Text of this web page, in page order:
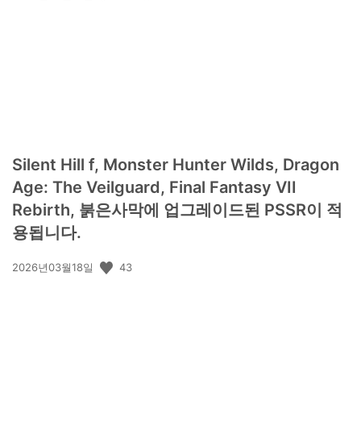
Silent Hill f, Monster Hunter Wilds, Dragon
Age: The Veilguard, Final Fantasy VII
Rebirth, 붉은사막에 업그레이드된 PSSR이 적
용됩니다.
공
2026년03월18일 43